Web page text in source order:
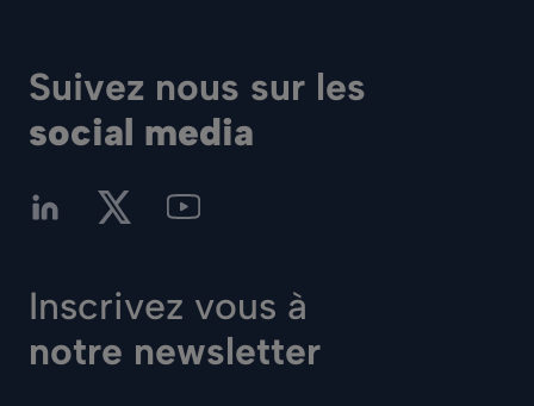
Suivez nous sur les
social media
Inscrivez vous à
notre newsletter